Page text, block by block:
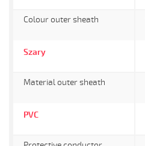
Colour outer sheath
Szary
Material outer sheath
PVC